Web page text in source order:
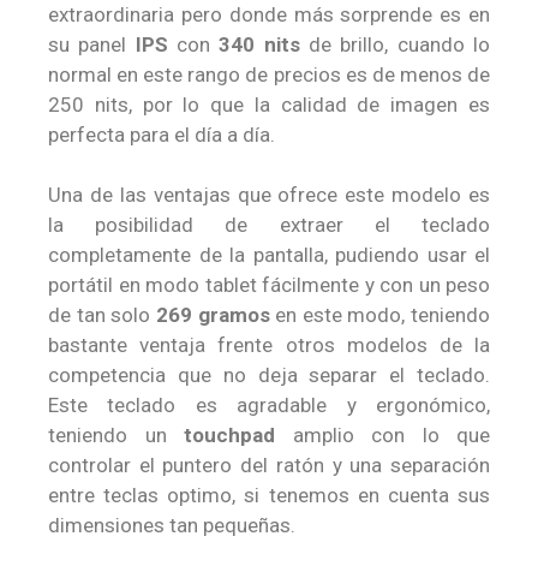
extraordinaria pero donde más sorprende es en
su panel IPS con340 nitsde brillo, cuando lo
normal en este rango de precios es de menos de
250 nits, por lo que la calidad de imagen es
perfecta para el día a día.
Una de las ventajas que ofrece este modelo es
la posibilidad de extraer el teclado
completamente de la pantalla, pudiendo usar el
portátil en modo tablet fácilmente y con un peso
de tan solo 269 gramosen este modo, teniendo
bastante ventaja frente otros modelos de la
competencia que no deja separar el teclado.
Este teclado es agradable y ergonómico,
teniendo un touchpad amplio con lo que
controlar el puntero del ratón y una separación
entre teclas optimo, si tenemos en cuenta sus
dimensiones tan pequeñas.